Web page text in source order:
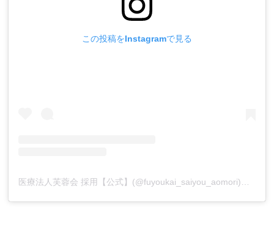
この投稿をInstagramで見る